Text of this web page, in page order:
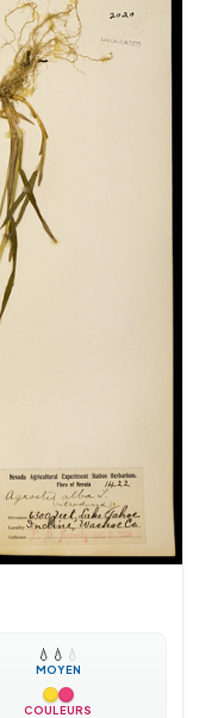
💧 💧 💧
MOYEN
COULEURS